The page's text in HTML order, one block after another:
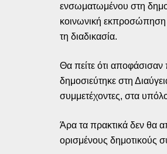
ενσωματωμένου στη
κοινωνική εκπροσώπηση
τη διαδικασία.
Θα πείτε ότι
δημοσιεύτηκε στη
συμμετέχοντες, στα
Άρα τα πρακτικά δεν θα
ορισμένους δημοτικούς